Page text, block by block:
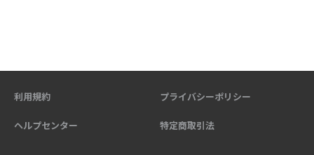
利用規約 プライバシーポリシー
ヘルプセンター 特定商取引法